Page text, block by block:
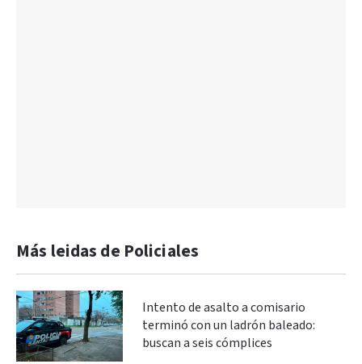
Más leidas de Policiales
Intento de asalto a comisario
terminó con un ladrón baleado:
buscan a seis cómplices